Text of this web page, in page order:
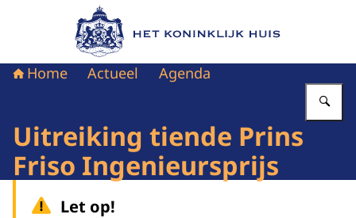
Naar de homepage van Het Koninklijk Huis
Home Actueel Agenda
Uitreiking tiende Prins
Friso Ingenieursprijs
Let op!